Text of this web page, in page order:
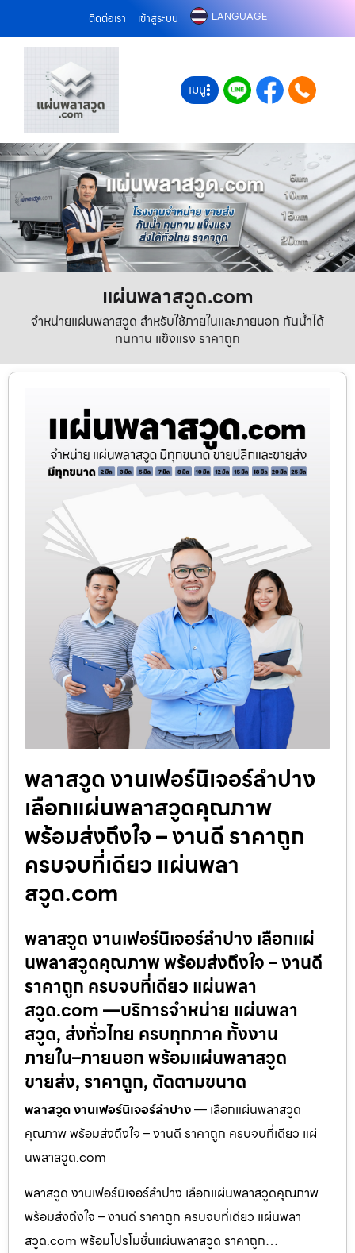
ติดต่อเรา เข้าสู่ระบบ LANGUAGE
เมนู
แผ่นพลาสวูด.com
จำหน่ายแผ่นพลาสวูด สำหรับใช้ภายในและภายนอก กันน้ำได้
ทนทาน แข็งแรง ราคาถูก
พลาสวูด งานเฟอร์นิเจอร์ลำปาง
เลือกแผ่นพลาสวูดคุณภาพ
พร้อมส่งถึงใจ – งานดี ราคาถูก
ครบจบที่เดียว แผ่นพลา
สวูด.com
พลาสวูด งานเฟอร์นิเจอร์ลำปาง เลือกแผ่
นพลาสวูดคุณภาพ พร้อมส่งถึงใจ – งานดี
ราคาถูก ครบจบที่เดียว แผ่นพลา
สวูด.com —บริการจำหน่าย แผ่นพลา
สวูด, ส่งทั่วไทย ครบทุกภาค ทั้งงาน
ภายใน–ภายนอก พร้อมแผ่นพลาสวูด
ขายส่ง, ราคาถูก, ตัดตามขนาด
พลาสวูด งานเฟอร์นิเจอร์ลำปาง— เลือกแผ่นพลาสวูด
คุณภาพ พร้อมส่งถึงใจ – งานดี ราคาถูก ครบจบที่เดียว แผ่
นพลาสวูด.com
พลาสวูด งานเฟอร์นิเจอร์ลำปาง เลือกแผ่นพลาสวูดคุณภาพ
พร้อมส่งถึงใจ – งานดี ราคาถูก ครบจบที่เดียว แผ่นพลา
สวูด.com พร้อมโปรโมชั่นแผ่นพลาสวูด ราคาถูก…